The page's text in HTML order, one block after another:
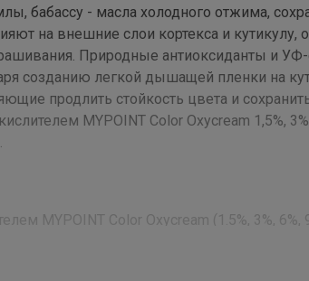
бабассу - масла холодного отжима,
на внешние слои кортекса и кутикулу,
Природные антиоксиданты и
созданию легкой дышащей пленки на
продлить стойкость цвета и
MYPOINT Color Oxycream 1,5%,
MYPOINT Color Oxycream (1.5%, 3%, 6%,
способа использрвания указано в